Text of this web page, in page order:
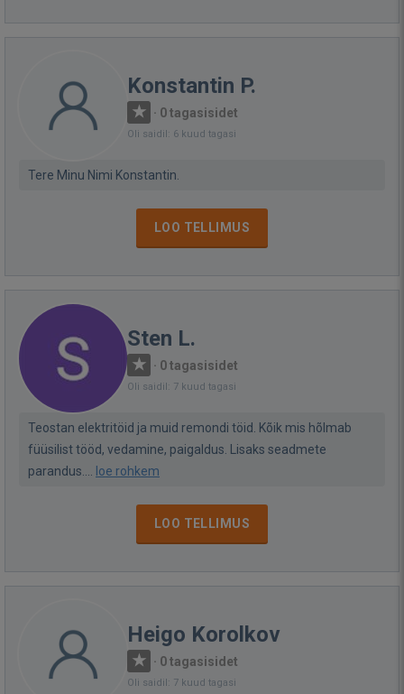
Konstantin P.
· 0 tagasisidet
Oli saidil: 6 kuud tagasi
Tere Minu Nimi Konstantin.
LOO TELLIMUS
Sten L.
· 0 tagasisidet
Oli saidil: 7 kuud tagasi
Teostan elektritöid ja muid remondi töid. Kõik mis hõlmab
füüsilist tööd, vedamine, paigaldus. Lisaks seadmete
parandus....
loe rohkem
LOO TELLIMUS
Heigo Korolkov
· 0 tagasisidet
Oli saidil: 7 kuud tagasi